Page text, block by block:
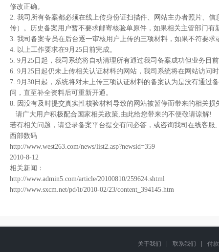
修改正确。
2. 我司所有备案都必须在线上传身份证扫描件、网站主办者照片、
传）。历史备案用户暂不要求邮寄核验单原件，如果相关主管部门有
3. 我司备案专员在后台逐一审核用户上传的三项材料，如果不符要
4. 以上工作要求在9月25日前完成。
5. 9月25日起，我司系统将自动清理所有通过我司备案成功但业务目
6. 9月25日起仍未上传相关认证材料的网站，我司系统将在网站访问
7. 9月30日起，系统将对未上传三项认证材料的备案认为是没有通
问，直至补全资料后可重新开通。
8. 因没有及时提交真实性核验材料导致的网站被暂停而带来的相关损
请广大用户积极配合国家相关政策,由此给您带来的不便敬请谅解!
若有相关问题，请登录备案平台提交有问必答，或咨询我司在线客
西部数码
http://www.west263.com/news/list2.asp?newsid=359
2010-8-12
相关新闻：
http://www.admin5.com/article/20100810/259624.shtml
http://www.sxcm.net/pd/it/2010-02/23/content_394145.htm
关于我们 | 联系我们 |
付